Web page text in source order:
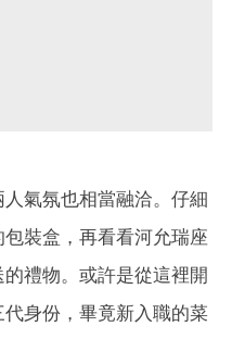
氣氛也相當融洽。仔細
裝盒，再看看河允瑞座
禮物。或許是從這裡開
身份，畢竟新入職的菜